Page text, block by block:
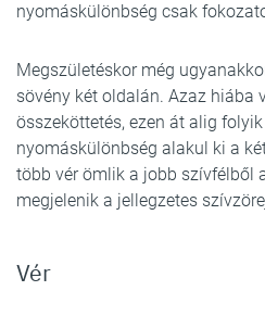
nyomáskülönbség csak
Megszületéskor még
sövény két oldalán. Azaz hiába
összeköttetés, ezen át alig
nyomáskülönbség alakul ki a
több vér ömlik a jobb szívfélből
megjelenik a jellegzetes
Vér